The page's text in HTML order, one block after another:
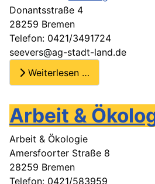
Donantsstraße 4
28259 Bremen
Telefon: 0421/3491724
seevers@ag-stadt-land.de
Weiterlesen …
Arbeit &
Arbeit & Ökologie
Amersfoorter Straße 8
28259 Bremen
Telefon: 0421/583959